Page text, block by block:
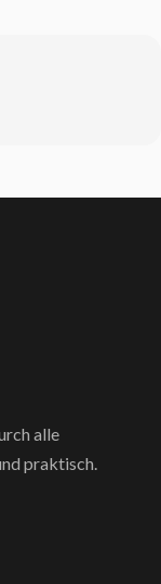
alle
praktisch.